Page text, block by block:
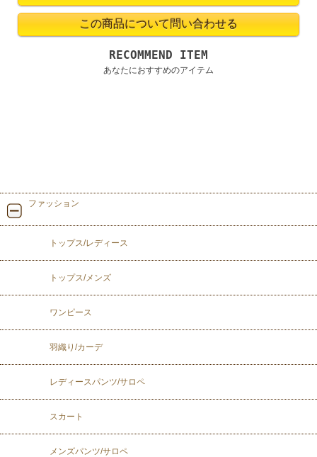
RECOMMEND ITEM
あなたにおすすめのアイテム
ファッション
トップス/レディース
トップス/メンズ
ワンピース
羽織り/カーデ
レディースパンツ/サロペ
スカート
メンズパンツ/サロペ